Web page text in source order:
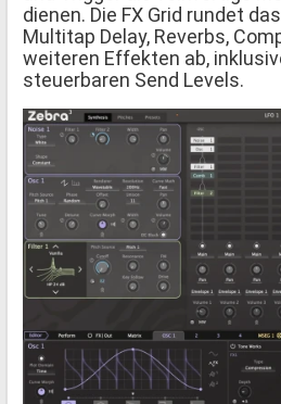
dienen. Die FX Grid rundet
Multitap Delay, Reverbs,
weiteren Effekten ab,
steuerbaren Send Levels.